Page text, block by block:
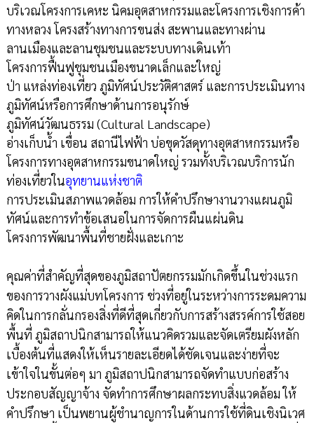
บริเวณโครงการเคหะ นิคมอุตสาหกรรมและโครงการเชิงการค้า
ทางหลวง โครงสร้างทางการขนส่ง สะพานและทางผ่าน
ลานเมืองและลานชุมชนและระบบทางเดินเท้า
โครงการฟื้นฟูชุมชนเมืองขนาดเล็กและใหญ่
ป่า แหล่งท่องเที่ยว ภูมิทัศน์ประวัติศาสตร์ และการประเมินทาง
ภูมิทัศน์หรือการศึกษาด้านการอนุรักษ์
ภูมิทัศน์วัฒนธรรม (Cultural Landscape)
อ่างเก็บน้ำ เขื่อน สถานีไฟฟ้า บ่อขุดวัสดุทางอุตสาหกรรมหรือ
โครงการทางอุตสาหกรรมขนาดใหญ่ รวมทั้งบริเวณบริการนัก
ท่องเที่ยวในอุทยานแห่งชาติ
การประเมินสภาพแวดล้อม การให้คำปรึกษางานวางแผนภูมิ
ทัศน์และการทำข้อเสนอในการจัดการผืนแผ่นดิน
โครงการพัฒนาพื้นที่ชายฝั่งและเกาะ
คุณค่าที่สำคัญที่สุดของภูมิสถาปัตยกรรมมักเกิดขึ้นในช่วงแรก
ของการวางผังแม่บทโครงการ ช่วงที่อยู่ในระหว่างการระดมความ
คิดในการกลั่นกรองสิ่งที่ดีที่สุดเกี่ยวกับการสร้างสรรค์การใช้สอย
พื้นที่ ภูมิสถาปนิกสามารถให้แนวคิดรวมและจัดเตรียมผังหลัก
เบื้องต้นที่แสดงให้เห็นรายละเอียดได้ชัดเจนและง่ายที่จะ
เข้าใจในขั้นต่อๆ มา ภูมิสถาปนิกสามารถจัดทำแบบก่อสร้าง
ประกอบสัญญาจ้าง จัดทำการศึกษาผลกระทบสิ่งแวดล้อม ให้
คำปรึกษา เป็นพยานผู้ชำนาญการในด้านการใช้ที่ดินเชิงนิเวศ